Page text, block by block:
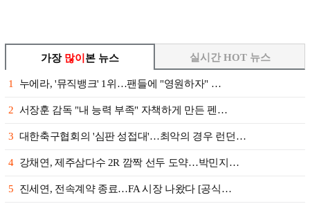
가장 많이 본 뉴스
1 누에라, '뮤직뱅크' 1위…팬들에 "영원하자" …
2 서장훈 감독 "내 능력 부족" 자책하게 만든 펜…
3 대한축구협회의 '심판 성접대'…최악의 경우 런던…
4 강채연, 제주삼다수 2R 깜짝 선두 도약…박민지…
5 진세연, 전속계약 종료…FA 시장 나왔다 [공식…
실시간 HOT 뉴스